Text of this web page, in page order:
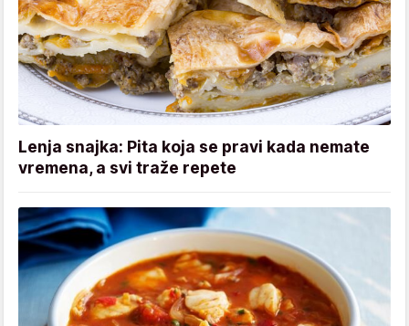
Lenja snajka: Pita koja se pravi kada nemate
vremena, a svi traže repete